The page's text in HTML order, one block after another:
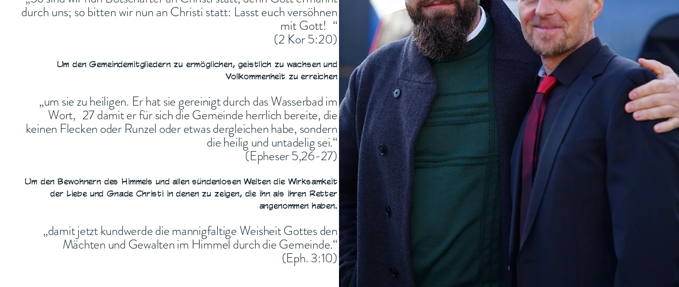
durch uns; so bitten wir nun an Christi statt: Lasst euch versöhnen
mit Gott! “
(2 Kor 5:20)
Um den Gemeindemitgliedern zu ermöglichen, geistlich zu wachsen und
Vollkommenheit zu erreichen
„um sie zu heiligen. Er hat sie gereinigt durch das Wasserbad im
Wort, 27 damit er für sich die Gemeinde herrlich bereite, die
keinen Flecken oder Runzel oder etwas dergleichen habe, sondern
die heilig und untadelig sei.“
(Epheser 5,26-27)
Um den Bewohnern des Himmels und allen sündenlosen Welten die Wirksamkeit
der Liebe und Gnade Christi in denen zu zeigen, die ihn als ihren Retter
angenommen haben.
„damit jetzt kundwerde die mannigfaltige Weisheit Gottes den
Mächten und Gewalten im Himmel durch die Gemeinde.“
(Eph. 3:10)